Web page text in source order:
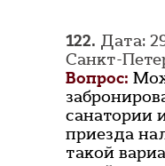
122. Дата:
Санкт-
Вопрос:
санатории
приезда
такой